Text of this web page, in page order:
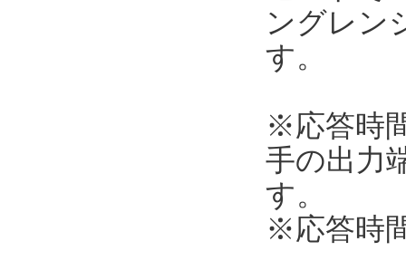
ングレン
す。
※応答時
手の出力
す。
※応答時